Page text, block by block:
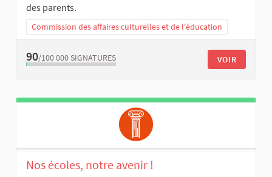
des parents.
Commission des affaires culturelles et de l'éducation
90/100 000 SIGNATURES VOIR
Nos écoles, notre avenir !